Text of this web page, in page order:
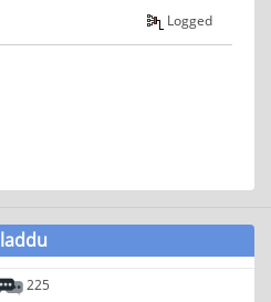
Logged
laddu
225